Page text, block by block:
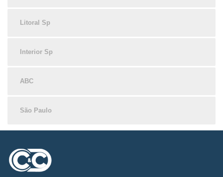
Litoral Sp
Interior Sp
ABC
São Paulo